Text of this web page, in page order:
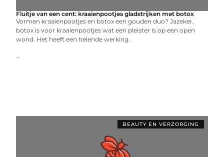
Fluitje van een cent: kraaienpootjes gladstrijken met botox
Vormen kraaienpootjes en botox een gouden duo? Jazeker,
botox is voor kraaienpootjes wat een pleister is op een open
wond. Het heeft een helende werking.
...
BEAUTY EN VERZORGING